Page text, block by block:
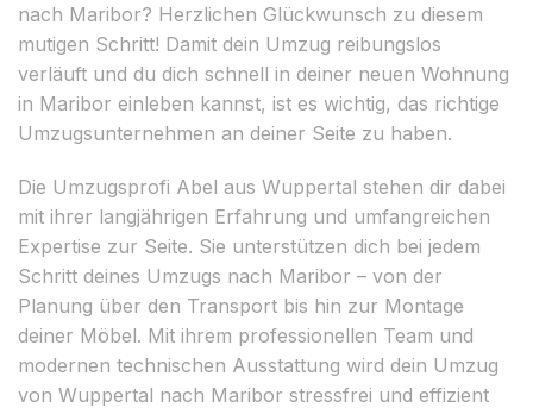
nach Maribor? Herzlichen Glückwunsch zu diesem
mutigen Schritt! Damit dein Umzug reibungslos
verläuft und du dich schnell in deiner neuen Wohnung
in Maribor einleben kannst, ist es wichtig, das richtige
Umzugsunternehmen an deiner Seite zu haben.
Die Umzugsprofi Abel aus Wuppertal stehen dir dabei
mit ihrer langjährigen Erfahrung und umfangreichen
Expertise zur Seite. Sie unterstützen dich bei jedem
Schritt deines Umzugs nach Maribor – von der
Planung über den Transport bis hin zur Montage
deiner Möbel. Mit ihrem professionellen Team und
modernen technischen Ausstattung wird dein Umzug
von Wuppertal nach Maribor stressfrei und effizient